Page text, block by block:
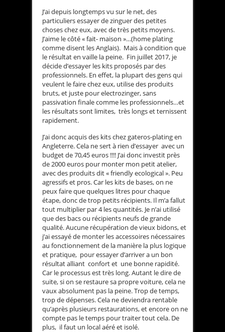
J’ai depuis longtemps vu sur le net, des
particuliers essayer de zinguer des petites
choses chez eux, avec de très petits moyens.
J’aime le côté « fait- maison »…(home plating
comme disent les Anglais). Mais à condition que
le résultat en vaille la peine. Fin juillet 2017, je
décide d’essayer les kits proposés par des
professionnels. En effet, la plupart des gens qui
veulent le faire chez eux, utilise des produits
bruts, et juste pour electrozinger, sans
passivation finale comme les professionnels…et
les résultats sont limites, très longs et ternissent
rapidement.
J’ai donc acquis des kits chez gateros-plating en
Angleterre. Cela ne sert à rien d’essayer avec un
budget de 70,45 euros !!!! J’ai donc investit près
de 2000 euros pour monter mon petit atelier,
avec des produits dit « friendly ecological ». Peu
agressifs et pros. Car les kits de bases, on ne
peux faire que quelques litres pour chaque
étape, donc de trop petits récipients. Il m’a fallut
tout multiplier par 4 les quantités. Je n’ai utilisé
que des bacs ou récipients neufs de grande
qualité. Aucune récupération de vieux bidons, et
j’ai essayé de monter les accessoires nécessaires
au fonctionnement de la manière la plus logique
et pratique, pour essayer d’arriver a un bon
résultat alliant confort et une bonne rapidité.
Car le processus est très long. Autant le dire de
suite, si on se restaure sa propre voiture, cela ne
vaux absolument pas la peine. Trop de temps,
trop de dépenses. Cela ne deviendra rentable
qu’après plusieurs restaurations, et encore on ne
compte pas le temps pour traiter tout cela. De
plus, il faut un local aéré et isolé.